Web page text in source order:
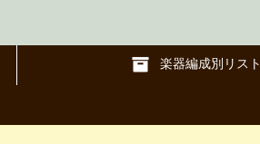
楽器編成別リスト